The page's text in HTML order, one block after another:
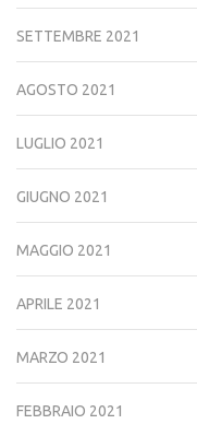
SETTEMBRE 2021
AGOSTO 2021
LUGLIO 2021
GIUGNO 2021
MAGGIO 2021
APRILE 2021
MARZO 2021
FEBBRAIO 2021